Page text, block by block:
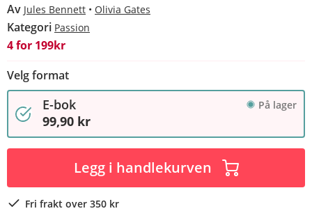
Av Jules Bennett Olivia Gates
Kategori Passion
4 for 199kr
Velg format
E-bok På lager
99,90 kr
Legg i handlekurven
Fri frakt over 350 kr